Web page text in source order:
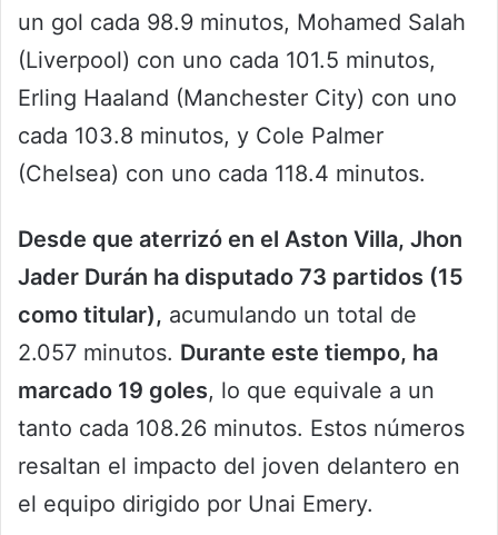
un gol cada 98.9 minutos, Mohamed Salah
(Liverpool) con uno cada 101.5 minutos,
Erling Haaland (Manchester City) con uno
cada 103.8 minutos, y Cole Palmer
(Chelsea) con uno cada 118.4 minutos.
Desde que aterrizó en el Aston Villa, Jhon
Jader Durán ha disputado 73 partidos (15
como titular), acumulando un total de
2.057 minutos. Durante este tiempo, ha
marcado 19 goles, lo que equivale a un
tanto cada 108.26 minutos. Estos números
resaltan el impacto del joven delantero en
el equipo dirigido por Unai Emery.